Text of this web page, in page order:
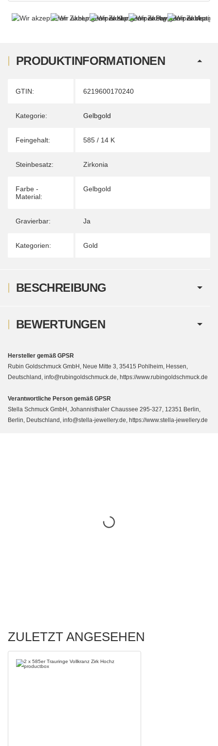
PRODUKTINFORMATIONEN
Produkteigenschaft
Wert
GTIN: 6219600170240
Kategorie: Gelbgold
Feingehalt: 585 / 14 K
Steinbesatz: Zirkonia
Farbe -
Material:
Gelbgold
Gravierbar: Ja
Kategorien: Gold
BESCHREIBUNG
BEWERTUNGEN
Hersteller gemäß GPSR
Rubin Goldschmuck GmbH, Neue Mitte 3, 35415 Pohlheim, Hessen,
Deutschland, info@rubingoldschmuck.de, https://www.rubingoldschmuck.de
Verantwortliche Person gemäß GPSR
Stella Schmuck GmbH, Johannisthaler Chaussee 295-327, 12351 Berlin,
Berlin, Deutschland, info@stella-jewellery.de, https://www.stella-jewellery.de
ZULETZT ANGESEHEN